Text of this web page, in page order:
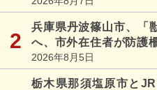
兵庫県丹波篠山市、「
へ、市外在住者が防護
2026年8月5日
栃木県那須塩原市と